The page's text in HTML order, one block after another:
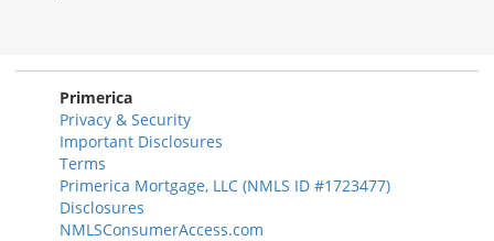
Primerica
Privacy & Security
Important Disclosures
Terms
Primerica Mortgage, LLC (NMLS ID #1723477)
Disclosures
NMLSConsumerAccess.com